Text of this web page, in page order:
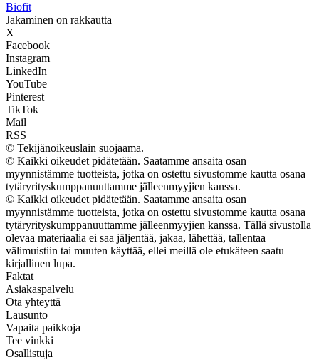
Biofit
Jakaminen on rakkautta
X
Facebook
Instagram
LinkedIn
YouTube
Pinterest
TikTok
Mail
RSS
© Tekijänoikeuslain suojaama.
© Kaikki oikeudet pidätetään. Saatamme ansaita osan
myynnistämme tuotteista, jotka on ostettu sivustomme kautta osana
tytäryrityskumppanuuttamme jälleenmyyjien kanssa.
© Kaikki oikeudet pidätetään. Saatamme ansaita osan
myynnistämme tuotteista, jotka on ostettu sivustomme kautta osana
tytäryrityskumppanuuttamme jälleenmyyjien kanssa. Tällä sivustolla
olevaa materiaalia ei saa jäljentää, jakaa, lähettää, tallentaa
välimuistiin tai muuten käyttää, ellei meillä ole etukäteen saatu
kirjallinen lupa.
Faktat
Asiakaspalvelu
Ota yhteyttä
Lausunto
Vapaita paikkoja
Tee vinkki
Osallistuja